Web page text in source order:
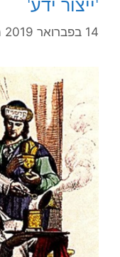
'ייצור ידע'
14 בפברואר 2019